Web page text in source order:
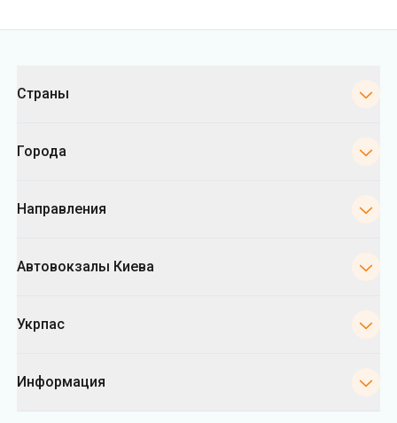
Страны
Города
Направления
Автовокзалы Киева
Укрпас
Информация